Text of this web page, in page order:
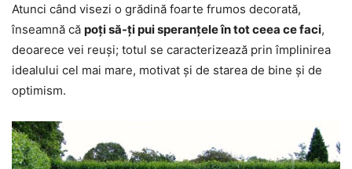
Atunci când visezi o grădină foarte frumos decorată,
înseamnă că poți să-ți pui speranțele în tot ceea ce faci,
deoarece vei reuși; totul se caracterizează prin împlinirea
idealului cel mai mare, motivat și de starea de bine și de
optimism.